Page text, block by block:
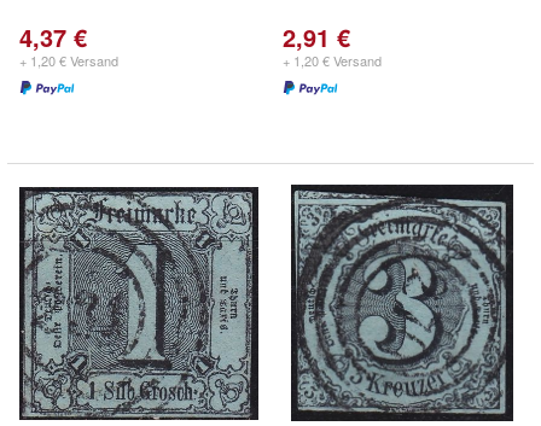
4,37 €
+ 1,20 € Versand
2,91 €
+ 1,20 € Versand